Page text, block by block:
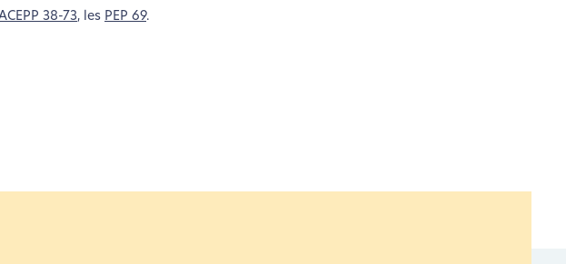
38-73, les PEP 69.